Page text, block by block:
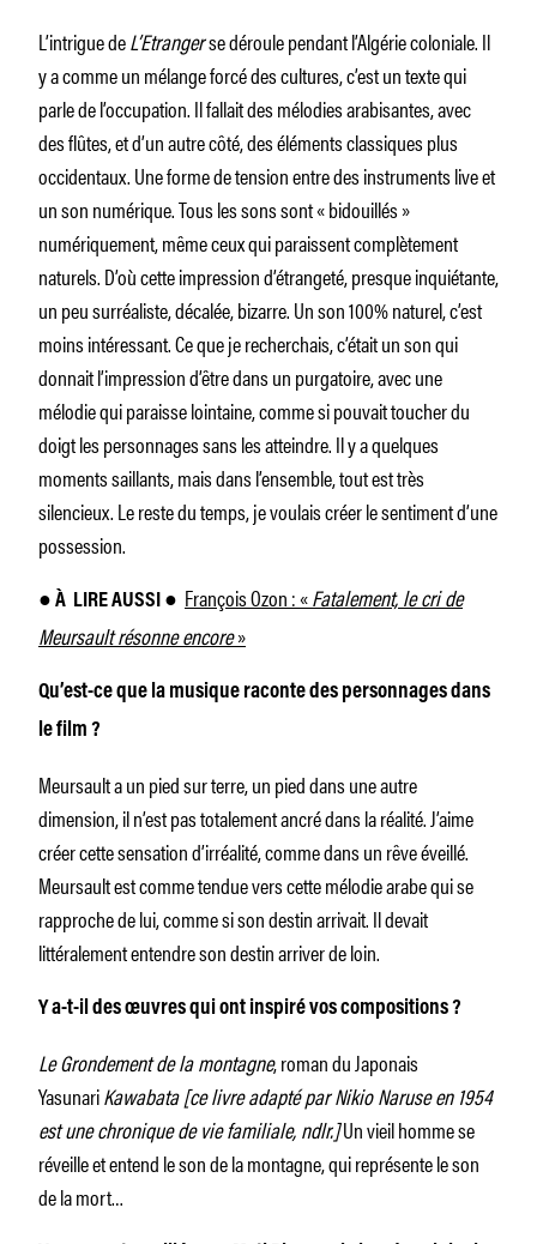
L’intrigue deL’Etrangerse déroule pendant l’Algérie coloniale. Il
y a comme un mélange forcé des cultures, c’est un texte qui
parle de l’occupation. Il fallait des mélodies arabisantes, avec
des flûtes, et d’un autre côté, des éléments classiques plus
occidentaux. Une forme de tension entre des instruments live et
un son numérique. Tous les sons sont « bidouillés »
numériquement, même ceux qui paraissent complètement
naturels. D’où cette impression d’étrangeté, presque inquiétante,
un peu surréaliste, décalée, bizarre. Un son 100% naturel, c’est
moins intéressant. Ce que je recherchais, c’était un son qui
donnait l’impression d’être dans un purgatoire, avec une
mélodie qui paraisse lointaine, comme si pouvait toucher du
doigt les personnages sans les atteindre. Il y a quelques
moments saillants, mais dans l’ensemble, tout est très
silencieux. Le reste du temps, je voulais créer le sentiment d’une
possession.
● À LIRE AUSSI ● François Ozon : «Fatalement, le cri de
Meursault résonne encore»
Qu’est-ce que la musique raconte des personnages dans
le film ?
Meursault a un pied sur terre, un pied dans une autre
dimension, il n’est pas totalement ancré dans la réalité. J’aime
créer cette sensation d’irréalité, comme dans un rêve éveillé.
Meursault est comme tendue vers cette mélodie arabe qui se
rapproche de lui, comme si son destin arrivait. Il devait
littéralement entendre son destin arriver de loin.
Y a-t-il des œuvres qui ont inspiré vos compositions ?
Le Grondement de la montagne, roman du Japonais
YasunariKawabata [ce livre adapté par Nikio Naruse en 1954
est une chronique de vie familiale, ndlr.]Un vieil homme se
réveille et entend le son de la montagne, qui représente le son
de la mort…